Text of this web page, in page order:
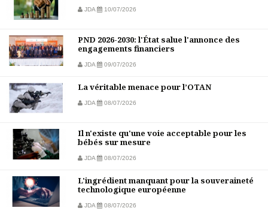
JDA 10/07/2026
PND 2026-2030: l'État salue l'annonce des
engagements financiers
JDA 09/07/2026
La véritable menace pour l’OTAN
JDA 08/07/2026
Il n'existe qu'une voie acceptable pour les
bébés sur mesure
JDA 08/07/2026
L'ingrédient manquant pour la souveraineté
technologique européenne
JDA 08/07/2026